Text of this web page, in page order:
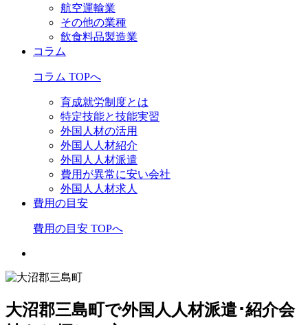
航空運輸業
その他の業種
飲食料品製造業
コラム
コラム TOPへ
育成就労制度とは
特定技能と技能実習
外国人材の活用
外国人人材紹介
外国人人材派遣
費用が異常に安い会社
外国人人材求人
費用の目安
費用の目安 TOPへ
大沼郡三島町で外国人人材派遣･紹介会